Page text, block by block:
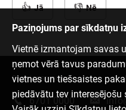
Jā Nē
Paziņojums par sīkdatņu
Vietnē izmantojam savas
ņemot vērā tavus
vietnes un tiešsaistes
piedāvātu tev
Sazinies ar mums
6701 0000